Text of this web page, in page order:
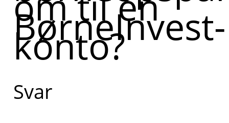
BørneInvest-
konto?
Svar